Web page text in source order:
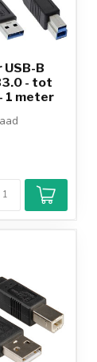
USB-B
- tot
1 meter